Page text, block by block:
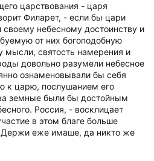
царствования - царя
Филарет, - если бы цари
небесному достоинству и
от них богоподобную
мысли, святость намерения и
довольно разумели небесное
ознаменовывали бы себя
к царю, послушанием его
земные были бы достойным
Россия, - восклицает
в этом благе больше
Держи еже имаше, да никто же